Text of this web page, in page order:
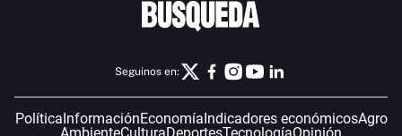
Seguinos en:
PolíticaInformaciónEconomíaIndicadores económicosAgro